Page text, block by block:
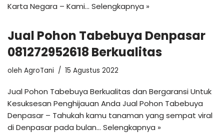
Karta Negara – Kami… Selengkapnya »
Jual Pohon Tabebuya Denpasar
081272952618 Berkualitas
oleh AgroTani 15 Agustus 2022
Jual Pohon Tabebuya Berkualitas dan Bergaransi Untuk
Kesuksesan Penghijauan Anda Jual Pohon Tabebuya
Denpasar – Tahukah kamu tanaman yang sempat viral
di Denpasar pada bulan… Selengkapnya »